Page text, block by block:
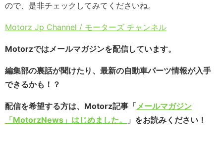
ので、是非チェックしてみてくださいね。
Motorz Jp Channel / モーターズ チャンネル
Motorzではメールマガジンを配信しています。
編集部の裏話が聞けたり、最新の自動車パーツ情報が入手
できるかも！？
配信を希望する方は、Motorz記事「メールマガジン
「MotorzNews」はじめました。
」をお読みください！